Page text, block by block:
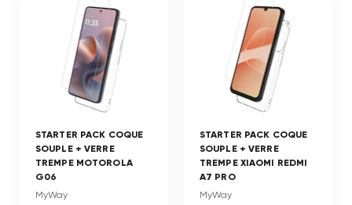
STARTER PACK COQUE
SOUPLE + VERRE
TREMPE MOTOROLA
G06
MyWay
STARTER PACK COQUE
SOUPLE + VERRE
TREMPE XIAOMI REDMI
A7 PRO
MyWay